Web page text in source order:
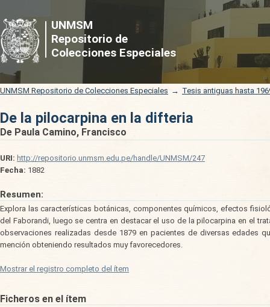
UNMSM
Repositorio de
Colecciones Especiales
De la pilocarpina en la difteria
UNMSM Repositorio de Colecciones Especiales → Tesis antiguas hasta
De la pilocarpina en la difteria
De Paula Camino, Francisco
URI: http://repositorio.unmsm.edu.pe/handle/UNMSM/247
Fecha: 1882
Resumen:
Explora las características botánicas, componentes químicos, efectos
del Faborandi, luego se centra en destacar el uso de la pilocarpina en el
observaciones realizadas desde 1879 en pacientes de diversas edades
mención obteniendo resultados muy favorecedores.
Mostrar el registro completo del ítem
Ficheros en el ítem